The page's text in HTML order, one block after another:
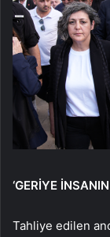
‘GERİYE
Tahliye edilen